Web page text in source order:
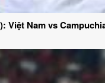
Việt Nam vs